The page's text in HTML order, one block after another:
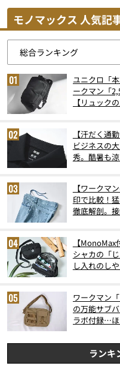
モノマックス 人気記
ユニクロ「
ークマン「
【リュック
【汗だく通
ビジネスの
秀。酷暑も
【ワークマ
印で比較！
徹底解剖。
【
シャカの「
し入れのし
ワークマン
の万能サブ
ラボ付録…ほ
ランキ